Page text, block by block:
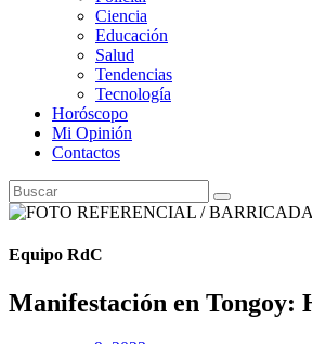
Ciencia
Educación
Salud
Tendencias
Tecnología
Horóscopo
Mi Opinión
Contactos
Equipo RdC
Manifestación en Tongoy: